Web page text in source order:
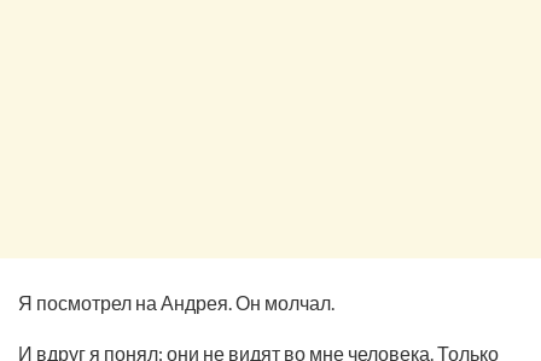
Я посмотрел на Андрея. Он молчал.
И вдруг я понял: они не видят во мне человека. Только